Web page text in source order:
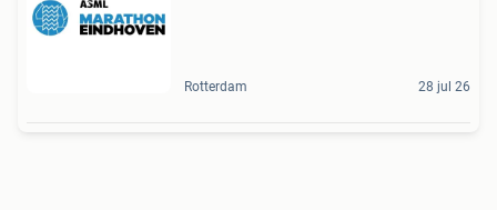
Rotterdam 28 jul 26